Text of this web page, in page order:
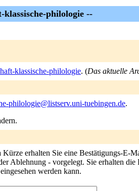
klassische-philologie --
klassische-philologie. (Das aktuelle
philologie@listserv.uni-tuebingen.de.
erhalten Sie eine Bestätigungs-E-
Ablehnung - vorgelegt. Sie erhalten
werden kann.